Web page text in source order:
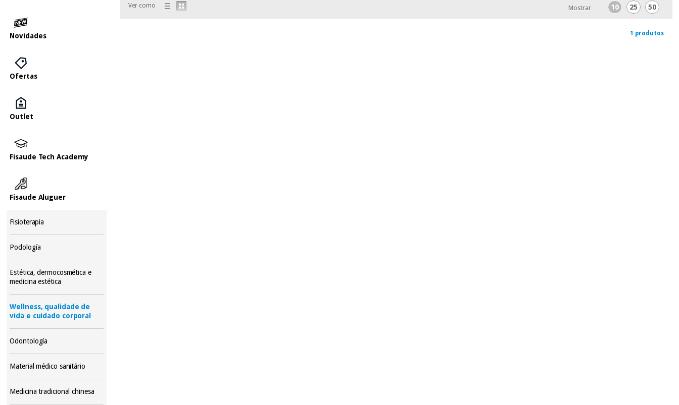
Novidades
Ofertas
Outlet
Fisaude Tech Academy
Fisaude Aluguer
Fisioterapia
Podología
Estética, dermocosmética e
medicina estética
Wellness, qualidade de
vida e cuidado corporal
Odontología
Material médico sanitário
Medicina tradicional chinesa
Ver como Mostrar 10 25 50
1 produtos